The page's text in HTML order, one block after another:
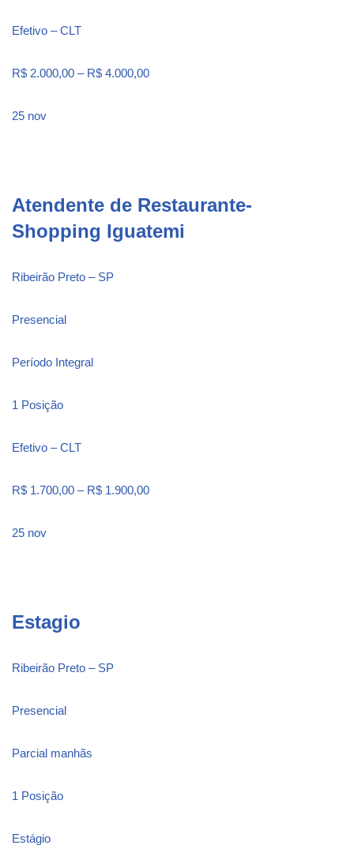
Efetivo – CLT
R$ 2.000,00 – R$ 4.000,00
25 nov
Atendente de Restaurante-
Shopping Iguatemi
Ribeirão Preto – SP
Presencial
Período Integral
1 Posição
Efetivo – CLT
R$ 1.700,00 – R$ 1.900,00
25 nov
Estagio
Ribeirão Preto – SP
Presencial
Parcial manhãs
1 Posição
Estágio